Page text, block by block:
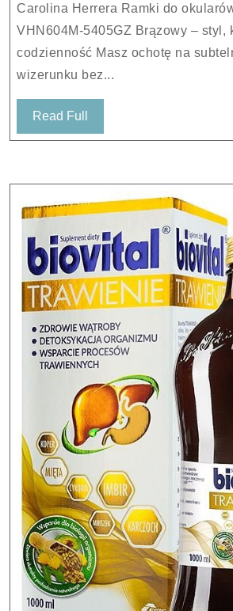
Carolina Herrera Ramki do okularów Damski
VHN604M-5405GZ Brązowy – styl,
codzienność Masz ochotę na
wizerunku bez...
Read Full
Full